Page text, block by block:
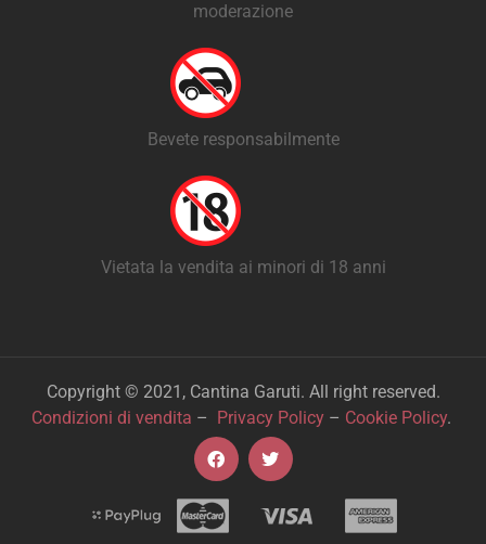
moderazione
Bevete responsabilmente
Vietata la vendita ai minori di 18 anni
Copyright © 2021, Cantina Garuti. All right reserved.
Condizioni di vendita – Privacy Policy– Cookie Policy.